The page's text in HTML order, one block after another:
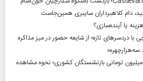
دام کلاهبرداران سایبری همین‌جاست
یا آینده‌سازی؟
دردسر‌های تازه؛ از شایعه حضور در میز مذاکره
سه‌هزارچهره»
استعلام وام ضروری ۷۵ میلیون تومانی بازنشستگان کشوری؛ نحوه مشاهده